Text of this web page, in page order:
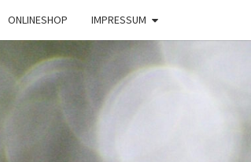
ONLINESHOP IMPRESSUM